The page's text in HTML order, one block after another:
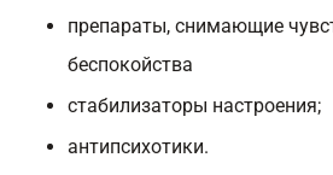
препараты, снимающие
беспокойства
стабилизаторы настроения;
антипсихотики.